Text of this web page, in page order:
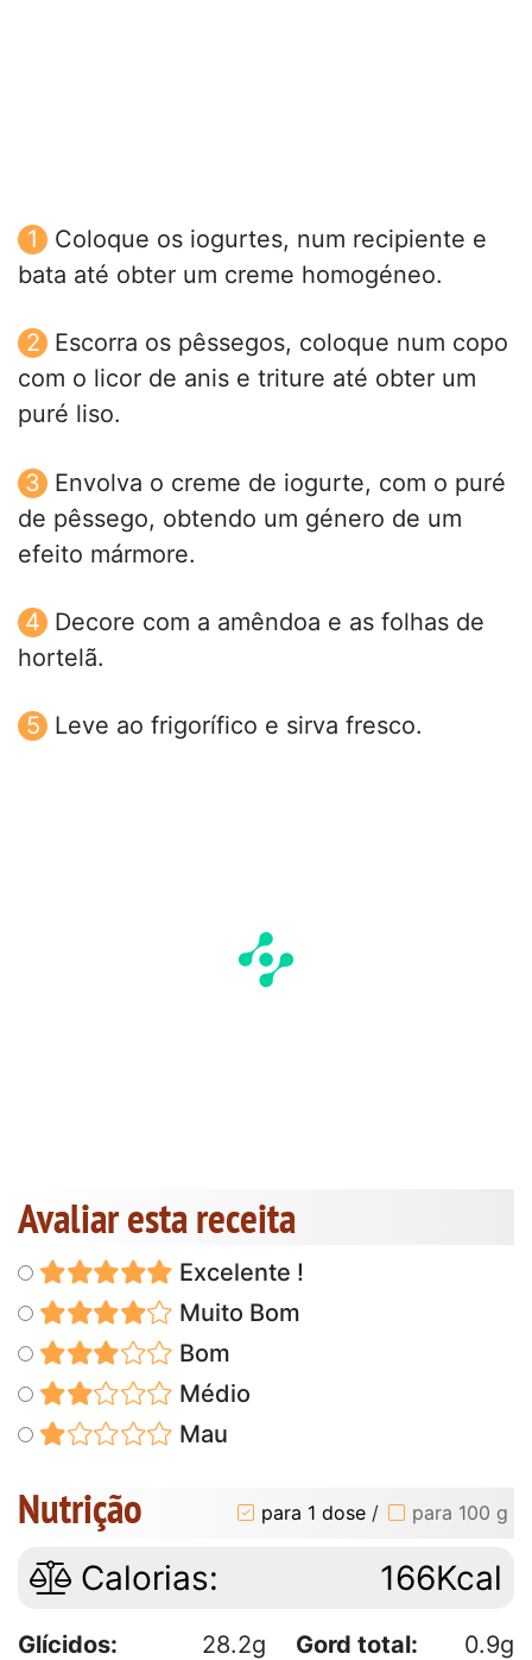
Coloque os iogurtes, num recipiente e
bata até obter um creme homogéneo.
Escorra os pêssegos, coloque num copo
com o licor de anis e triture até obter um
puré liso.
Envolva o creme de iogurte, com o puré
de pêssego, obtendo um género de um
efeito mármore.
Decore com a amêndoa e as folhas de
hortelã.
Leve ao frigorífico e sirva fresco.
Avaliar esta receita
Excelente !
Muito Bom
Bom
Médio
Mau
Nutrição para 1 dose / para 100 g
Calorias: 166Kcal
Glícidos: 28.2g Gord total:
0.9g